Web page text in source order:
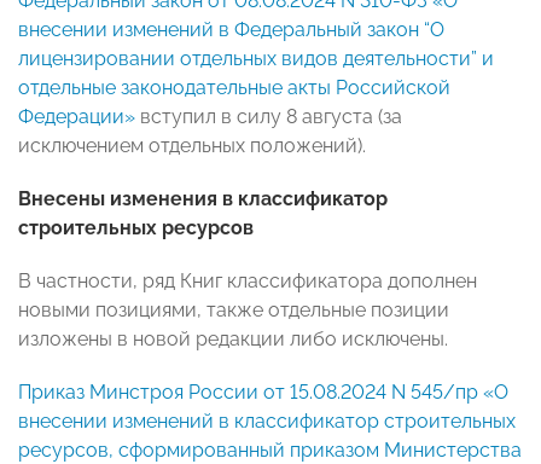
внесении изменений в Федеральный закон “О
лицензировании отдельных видов деятельности” и
отдельные законодательные акты Российской
Федерации» вступил в силу 8 августа (за
исключением отдельных положений).
Внесены изменения в классификатор
строительных ресурсов
В частности, ряд Книг классификатора дополнен
новыми позициями, также отдельные позиции
изложены в новой редакции либо исключены.
Приказ Минстроя России от 15.08.2024 N 545/пр «О
внесении изменений в классификатор строительных
ресурсов, сформированный приказом Министерства